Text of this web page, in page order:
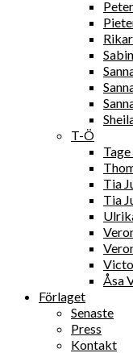
T-Ö
Tia
Tia
Åsa
Förlaget
Senaste
Press
Kontakt